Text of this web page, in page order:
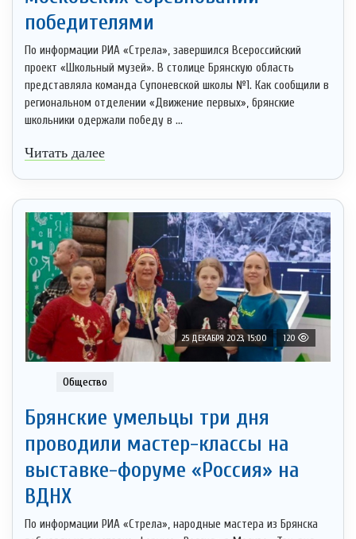
победителями
По информации РИА «Стрела», завершился Всероссийский
проект «Школьный музей». В столице Брянскую область
представляла команда Супоневской школы №1. Как сообщили в
региональном отделении «Движение первых», брянские
школьники одержали победу в ...
Читать далее
25 ДЕКАБРЯ 2023, 15:00 120
Общество
Брянские умельцы три дня
проводили мастер-классы на
выставке-форуме «Россия» на
ВДНХ
По информации РИА «Стрела», народные мастера из Брянска